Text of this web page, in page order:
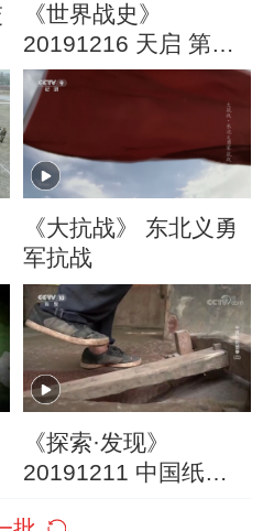
《世界战史》
20191216 天启 第一
次世界大战 第四集 怒
火
《大抗战》 东北义勇
军抗战
《探索·发现》
20191211 中国纸的